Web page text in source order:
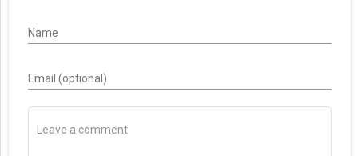
Name
Email (optional)